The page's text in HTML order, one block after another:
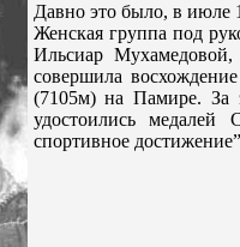
Давно это было, в июле
Женская группа под
Ильсиар
совершила
(7105м) на Памире. За
удостоились
спортивное